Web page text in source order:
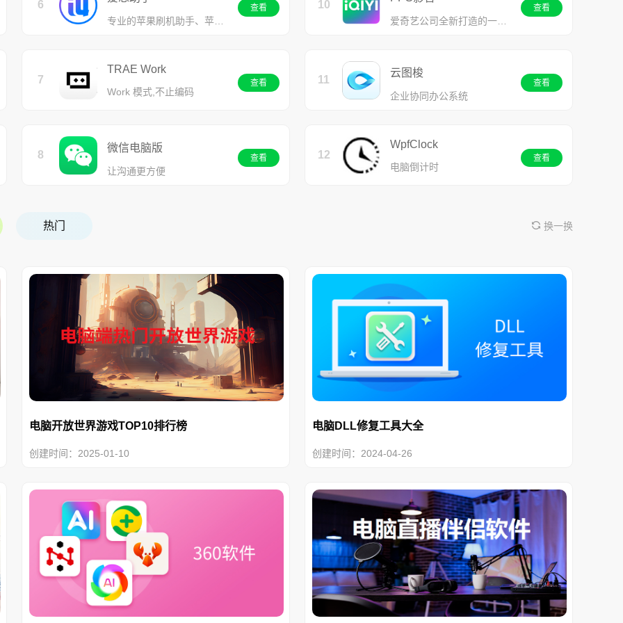
6 查看
7
TRAE Work
Work 模式,不止编码
查看
8
微信电脑版
让沟通更方便
查看
10 查看
11
云图梭
企业协同办公系统
查看
12
WpfClock
电脑倒计时
查看
热门 换一换
电脑开放世界游戏TOP10排行榜
创建时间：2025-01-10
电脑DLL修复工具大全
创建时间：2024-04-26